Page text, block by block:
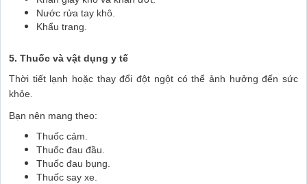
Nước rửa tay khô.
Khẩu trang.
5. Thuốc và vật dụng y tế
Thời tiết lạnh hoặc thay đổi đột ngột có thể ảnh hưởng đến sức
khỏe.
Bạn nên mang theo:
Thuốc cảm.
Thuốc đau đầu.
Thuốc đau bụng.
Thuốc say xe.